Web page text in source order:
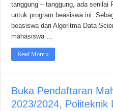
tanggung – tanggung, ada senilai
untuk program beasiswa ini.
beasiswa dari Algoritma Data
mahasiswa …
Read More »
Buka Pendaftaran
2023/2024, Politeknik